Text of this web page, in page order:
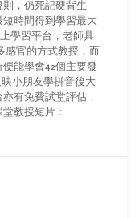
，仍死記硬背生
時間得到學習最大
學習平台，老師具
感官的方式教授，而
能學會42個主要發
小朋友學拼音後大
有免費試堂評估，
教授短片：